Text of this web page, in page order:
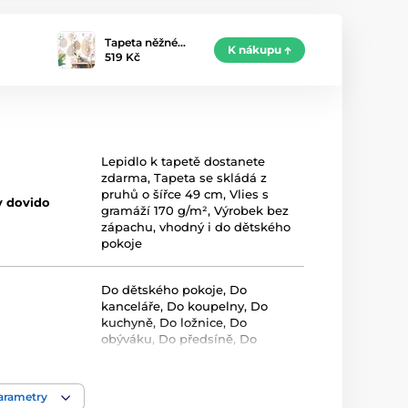
Tapeta něžné…
519 Kč
K nákupu
dovido
Lepidlo k tapetě dostanete
zdarma,Tapeta se skládá z
pruhů o šířce 49 cm,Vlies s
gramáží 170 g/m²,Výrobek bez
zápachu, vhodný i do dětského
pokoje
Do dětského pokoje, Do
kanceláře, Do koupelny, Do
kuchyně, Do ložnice, Do
obýváku, Do předsíně, Do